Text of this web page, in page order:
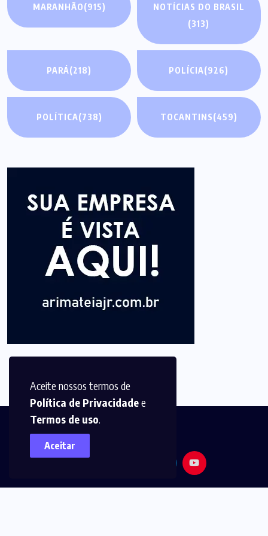
Aceite nossos termos de
Política de Privacidadee
Termos de uso.
Aceitar
MARANHÃO(915)
NOTÍCIAS DO BRASIL
(313)
PARÁ(218) POLÍCIA(926)
POLÍTICA(738) TOCANTINS(459)